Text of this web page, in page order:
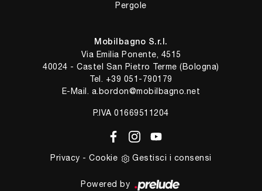
Pergole
Mobilbagno S.r.l.
Via Emilia Ponente, 4515
40024 - Castel San Pietro Terme (Bologna)
Tel. +39 051-790179
E-Mail. a.bordon@mobilbagno.net
P.IVA 01669511204
Privacy -Cookie Gestisci i consensi
Powered by